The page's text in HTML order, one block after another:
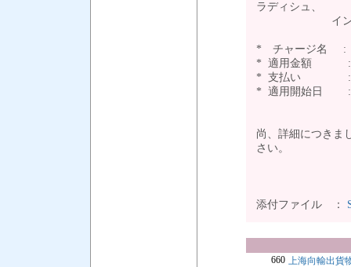
ラディシュ、
インド、パ
* チャージ名 :
* 適用金額 :
* 支払い : 積
* 適用開始日 :
尚、詳細につきま
さい。
添付ファイル ：
660 上海向輸出貨